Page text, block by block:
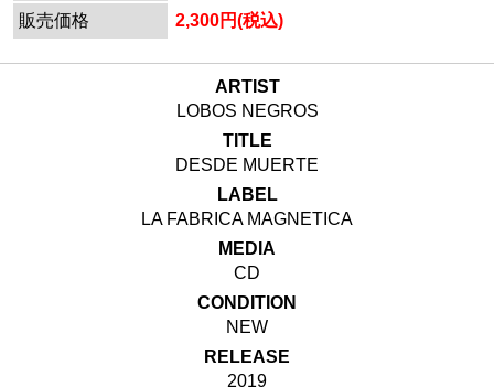
販売価格
2,300円(税込)
ARTIST
LOBOS NEGROS
TITLE
DESDE MUERTE
LABEL
LA FABRICA MAGNETICA
MEDIA
CD
CONDITION
NEW
RELEASE
2019